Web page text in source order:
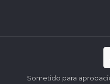
Sometido para